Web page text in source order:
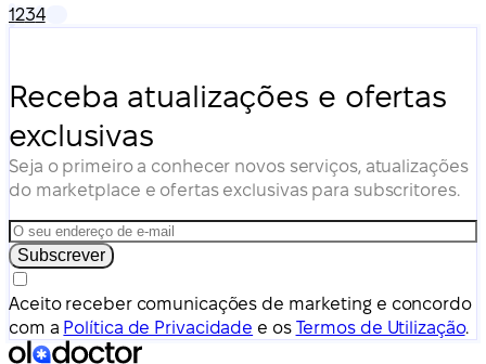
lentamente com o tempo e leva à demência, mas a
1234
Receba atualizações e ofertas
exclusivas
Seja o primeiro a conhecer novos serviços, atualizações
do marketplace e ofertas exclusivas para subscritores.
Subscrever
Aceito receber comunicações de marketing e concordo
com a Política de Privacidade e os Termos de Utilização.